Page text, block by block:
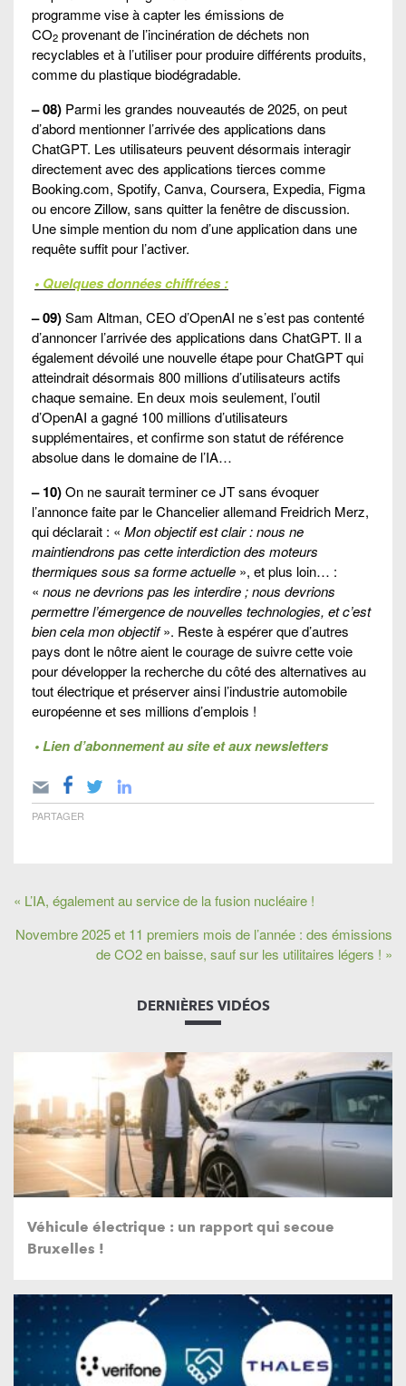
programme vise à capter les émissions de
CO2 provenant de l’incinération de déchets non
recyclables et à l’utiliser pour produire différents produits,
comme du plastique biodégradable.
– 08) Parmi les grandes nouveautés de 2025, on peut
d’abord mentionner l’arrivée des applications dans
ChatGPT. Les utilisateurs peuvent désormais interagir
directement avec des applications tierces comme
Booking.com, Spotify, Canva, Coursera, Expedia, Figma
ou encore Zillow, sans quitter la fenêtre de discussion.
Une simple mention du nom d’une application dans une
requête suffit pour l’activer.
• Quelques données chiffrées :
– 09)Sam Altman, CEO d’OpenAI ne s’est pas contenté
d’annoncer l’arrivée des applications dans ChatGPT. Il a
également dévoilé une nouvelle étape pour ChatGPT qui
atteindrait désormais 800 millions d’utilisateurs actifs
chaque semaine. En deux mois seulement, l’outil
d’OpenAI a gagné 100 millions d’utilisateurs
supplémentaires, et confirme son statut de référence
absolue dans le domaine de l’IA…
– 10)On ne saurait terminer ce JT sans évoquer
l’annonce faite par le Chancelier allemand Freidrich Merz,
qui déclarait : « Mon objectif est clair : nous ne
maintiendrons pas cette interdiction des moteurs
thermiques sous sa forme actuelle », et plus loin… :
« nous ne devrions pas les interdire ; nous devrions
permettre l’émergence de nouvelles technologies, et c’est
bien cela mon objectif». Reste à espérer que d’autres
pays dont le nôtre aient le courage de suivre cette voie
pour développer la recherche du côté des alternatives au
tout électrique et préserver ainsi l’industrie automobile
européenne et ses millions d’emplois !
• Lien d’abonnement au site et aux newsletters
PARTAGER
« L’IA, également au service de la fusion nucléaire !
Novembre 2025 et 11 premiers mois de l’année : des émissions
de CO2 en baisse, sauf sur les utilitaires légers ! »
DERNIÈRES VIDÉOS
Véhicule électrique : un rapport qui secoue
Bruxelles !